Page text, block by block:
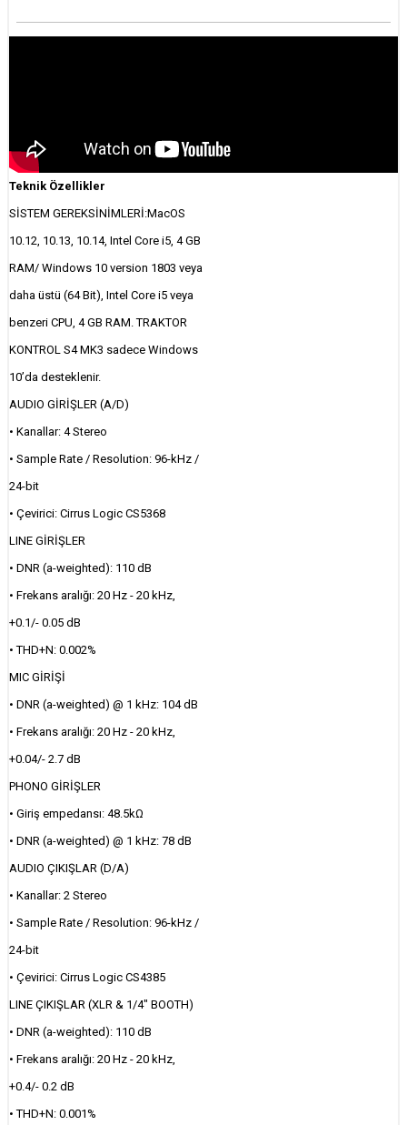
Teknik Özellikler
SİSTEM GEREKSİNİMLERİ:MacOS
10.12, 10.13, 10.14, Intel Core i5, 4 GB
RAM/ Windows 10 version 1803 veya
daha üstü (64 Bit), Intel Core i5 veya
benzeri CPU, 4 GB RAM. TRAKTOR
KONTROL S4 MK3 sadece Windows
10’da desteklenir.
AUDIO GİRİŞLER (A/D)
• Kanallar: 4 Stereo
• Sample Rate / Resolution: 96-kHz /
24-bit
• Çevirici: Cirrus Logic CS5368
LINE GİRİŞLER
• DNR (a-weighted): 110 dB
• Frekans aralığı: 20 Hz - 20 kHz,
+0.1/- 0.05 dB
• THD+N: 0.002%
MIC GİRİŞİ
• DNR (a-weighted) @ 1 kHz: 104 dB
• Frekans aralığı: 20 Hz - 20 kHz,
+0.04/- 2.7 dB
PHONO GİRİŞLER
• Giriş empedansı: 48.5kΩ
• DNR (a-weighted) @ 1 kHz: 78 dB
AUDIO ÇIKIŞLAR (D/A)
• Kanallar: 2 Stereo
• Sample Rate / Resolution: 96-kHz /
24-bit
• Çevirici: Cirrus Logic CS4385
LINE ÇIKIŞLAR (XLR & 1/4" BOOTH)
• DNR (a-weighted): 110 dB
• Frekans aralığı: 20 Hz - 20 kHz,
+0.4/- 0.2 dB
• THD+N: 0.001%